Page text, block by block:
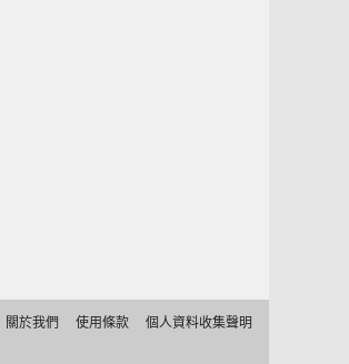
關於我們 使用條款 個人資料收集聲明